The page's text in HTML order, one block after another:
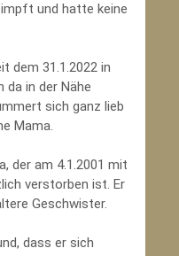
und hatte keine
dem 31.1.2022 in
da in der Nähe
sich ganz lieb
Mama.
der am 4.1.2001 mit
verstorben ist. Er
Geschwister.
dass er sich